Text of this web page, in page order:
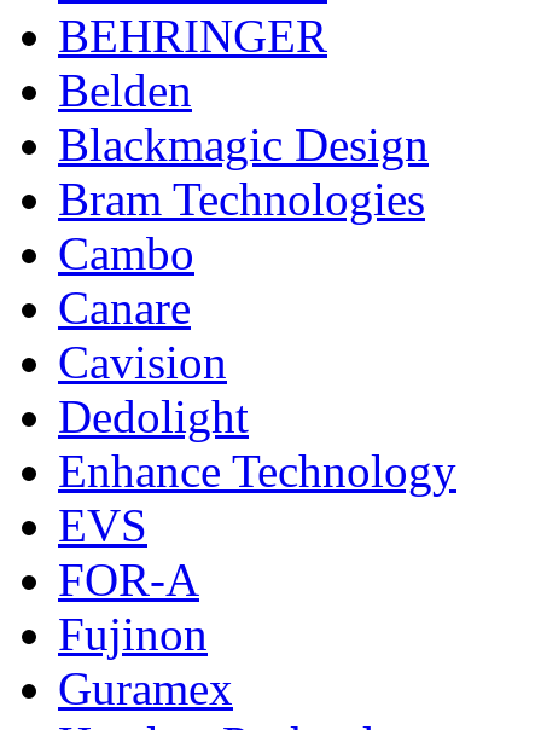
BEHRINGER
Belden
Blackmagic Design
Bram Technologies
Cambo
Canare
Cavision
Dedolight
Enhance Technology
EVS
FOR-A
Fujinon
Guramex